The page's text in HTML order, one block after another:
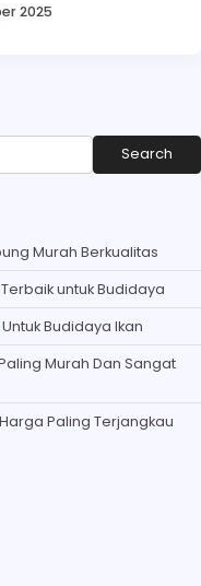
2025
Search
Murah Berkualitas
untuk Budidaya
Budidaya Ikan
Murah Dan Sangat
Paling Terjangkau